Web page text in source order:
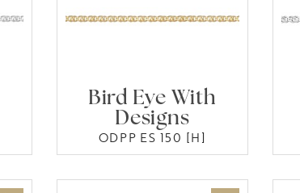
Bird Eye With
Designs
ODPP ES 150 [H]